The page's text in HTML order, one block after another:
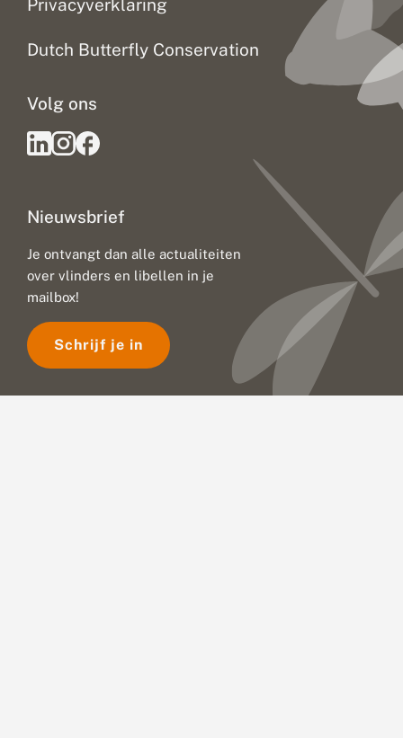
e
e
n
l
i
t
e
a
n
e
i
g
Privacyverklaring
Dutch Butterfly Conservation
Nieuwsbrief
Je ontvangt dan alle actualiteiten
over vlinders en libellen in je
mailbox!
Schrijf je in
Volg ons